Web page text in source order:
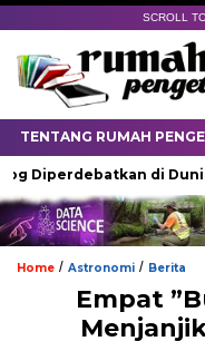
SCROLL
TENTANG RUMAH
di Dunia Digital
Home / Astronomi / Berita
Empat